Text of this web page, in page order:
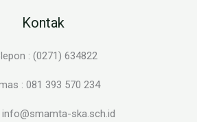
Kontak
: (0271) 634822
: 081 393 570 234
info@smamta-ska.sch.id